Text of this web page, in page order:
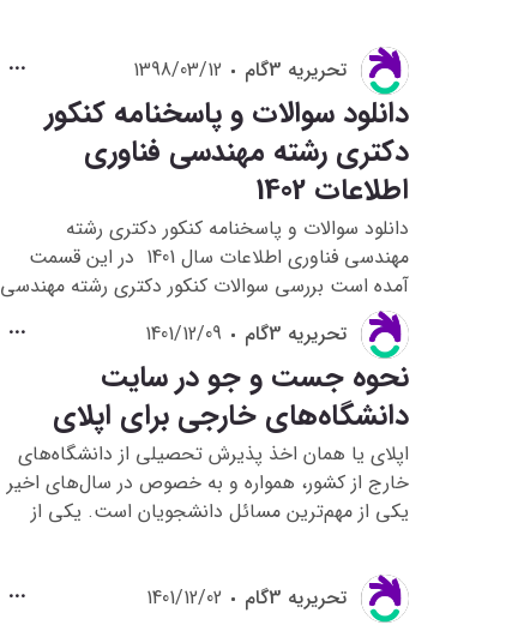
امنیت اطلاعات و شبکه های کامپیوتری می باشد.
تحريريه 3گام
1398/03/12
دانلود سوالات و پاسخنامه کنکور
دکتری رشته مهندسی فناوری
اطلاعات 1402
دانلود سوالات و پاسخنامه کنکور دکتری رشته
مهندسی فناوری اطلاعات سال 1401 در این قسمت
آمده است بررسی سوالات کنکور دکتری رشته مهندسی
شرکت در کنکور دکتری رشته مهندسی فناوری
اطلاعات1402 را دارند کمک می کند تا با نحوه سوالات
و دیدگاه طراحان کنکور دکتری این رشته آشنا شوند و
در فضای کنکور نیز قرار بگیرند .
تحريريه 3گام 1401/12/09
نحوه جست و جو در سایت
دانشگاه‌های خارجی برای اپلای
اپلای یا همان اخذ پذیرش تحصیلی از دانشگاه‌های
خارج از کشور، همواره و به خصوص در سال‌های اخیر
یکی از مهم‌ترین مسائل دانشجویان است. یکی از
دانشگاه‌های خارجی برای کسب اطلاعات در مورد
شرایط رشته، دانشگاه، پذیرش و ... است. در این
مقاله سعی شده است نکات مهم در مورد نحوه
تحريريه 3گام 1401/12/02